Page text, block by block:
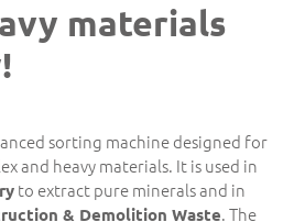
materials
sorting machine designed for
and heavy materials. It is used in
to extract pure minerals and in
& Demolition Waste. The